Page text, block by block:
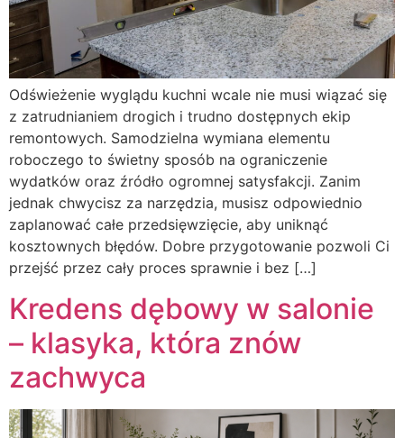
Odświeżenie wyglądu kuchni wcale nie musi wiązać się
z zatrudnianiem drogich i trudno dostępnych ekip
remontowych. Samodzielna wymiana elementu
roboczego to świetny sposób na ograniczenie
wydatków oraz źródło ogromnej satysfakcji. Zanim
jednak chwycisz za narzędzia, musisz odpowiednio
zaplanować całe przedsięwzięcie, aby uniknąć
kosztownych błędów. Dobre przygotowanie pozwoli Ci
przejść przez cały proces sprawnie i bez […]
Kredens dębowy w salonie
– klasyka, która znów
zachwyca